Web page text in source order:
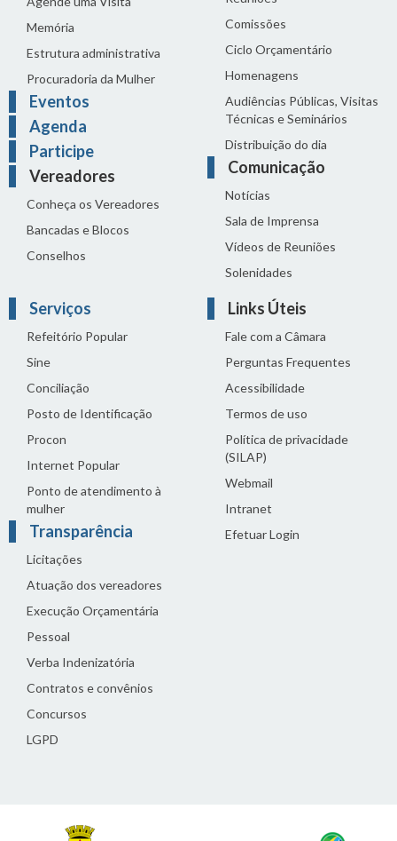
Memória
Estrutura administrativa
Procuradoria da Mulher
Eventos
Agenda
Participe
Vereadores
Conheça os Vereadores
Bancadas e Blocos
Conselhos
Comissões
Ciclo Orçamentário
Homenagens
Audiências Públicas, Visitas
Técnicas e Seminários
Distribuição do dia
Comunicação
Notícias
Sala de Imprensa
Vídeos de Reuniões
Solenidades
Serviços
Refeitório Popular
Sine
Conciliação
Posto de Identificação
Procon
Internet Popular
Ponto de atendimento à
mulher
Transparência
Licitações
Atuação dos vereadores
Execução Orçamentária
Pessoal
Verba Indenizatória
Contratos e convênios
Concursos
LGPD
Links Úteis
Fale com a Câmara
Perguntas Frequentes
Acessibilidade
Termos de uso
Política de privacidade
(SILAP)
Webmail
Intranet
Efetuar Login